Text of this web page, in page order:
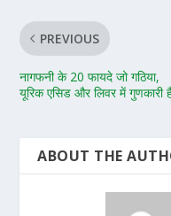
PREVIOUS
नागफनी के 20 फायदे जो गठिया,
यूरिक एसिड और लिवर में गुणकारी
ABOUT THE